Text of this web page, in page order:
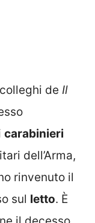
de Il
carabinieri
dell’Arma,
rinvenuto il
sul letto. È